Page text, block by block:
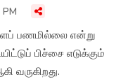
PM
பணமில்லை என்று
பிச்சை எடுக்கும்
வருகிறது.